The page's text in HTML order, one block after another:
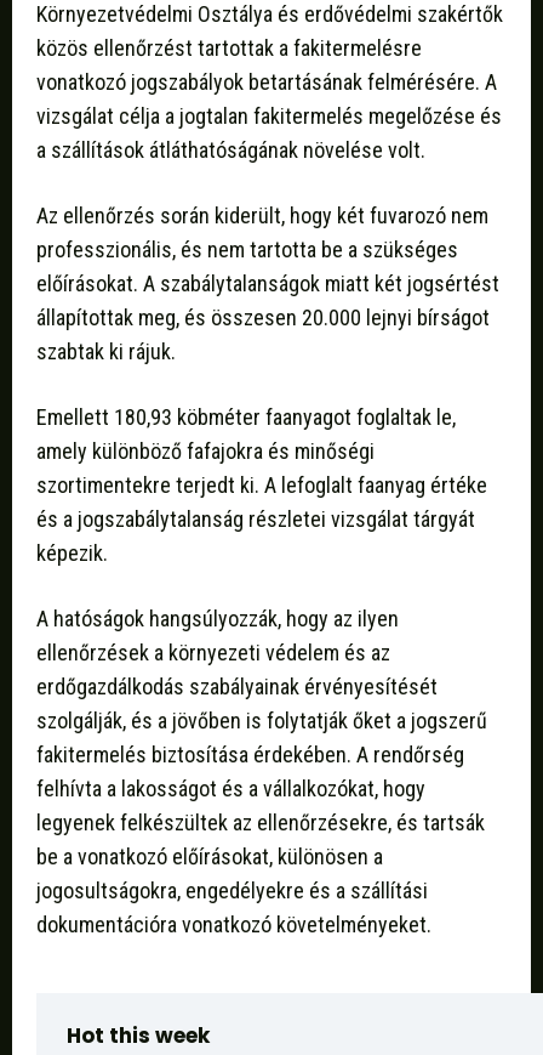
Környezetvédelmi Osztálya és erdővédelmi szakértők
közös ellenőrzést tartottak a fakitermelésre
vonatkozó jogszabályok betartásának felmérésére. A
vizsgálat célja a jogtalan fakitermelés megelőzése és
a szállítások átláthatóságának növelése volt.
Az ellenőrzés során kiderült, hogy két fuvarozó nem
professzionális, és nem tartotta be a szükséges
előírásokat. A szabálytalanságok miatt két jogsértést
állapítottak meg, és összesen 20.000 lejnyi bírságot
szabtak ki rájuk.
Emellett 180,93 köbméter faanyagot foglaltak le,
amely különböző fafajokra és minőségi
szortimentekre terjedt ki. A lefoglalt faanyag értéke
és a jogszabálytalanság részletei vizsgálat tárgyát
képezik.
A hatóságok hangsúlyozzák, hogy az ilyen
ellenőrzések a környezeti védelem és az
erdőgazdálkodás szabályainak érvényesítését
szolgálják, és a jövőben is folytatják őket a jogszerű
fakitermelés biztosítása érdekében. A rendőrség
felhívta a lakosságot és a vállalkozókat, hogy
legyenek felkészültek az ellenőrzésekre, és tartsák
be a vonatkozó előírásokat, különösen a
jogosultságokra, engedélyekre és a szállítási
dokumentációra vonatkozó követelményeket.
Hot this week